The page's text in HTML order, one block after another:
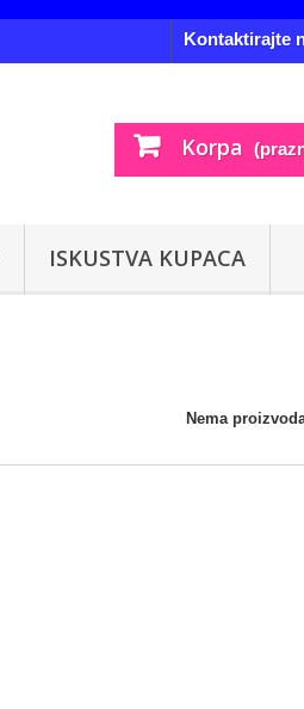
Kontaktirajte
Korpa
ISKUSTVA KUPACA
Nema